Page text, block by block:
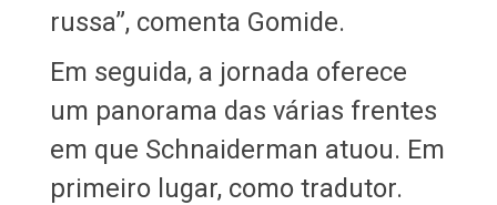
russa”, comenta Gomide.
Em seguida, a jornada oferece
um panorama das várias frentes
em que Schnaiderman atuou. Em
primeiro lugar, como tradutor.